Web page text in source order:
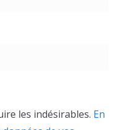
les indésirables. En